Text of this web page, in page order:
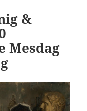
&
Mesdag